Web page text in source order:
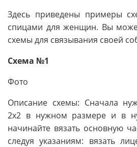
Здесь приведены примеры
спицами для женщин. Вы
схемы для связывания своей
Схема №1
Фото
Описание схемы: Сначала
2х2 в нужном размере и в
начинайте вязать основную
следуя указаниям: вязать